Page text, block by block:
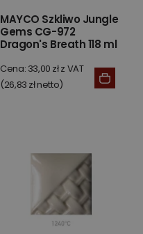
MAYCO Szkliwo Jungle
Gems CG-972
Dragon's Breath 118 ml
Cena: 33,00 zł z VAT
(26,83 zł netto)